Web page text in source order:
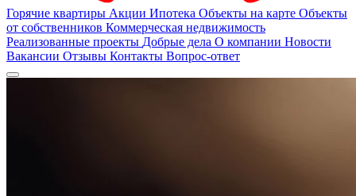
Горячие квартиры Акции Ипотека Объекты на карте Объекты
от собственников Коммерческая недвижимость
Реализованные проекты Добрые дела О компании Новости
Вакансии Отзывы Контакты Вопрос-ответ